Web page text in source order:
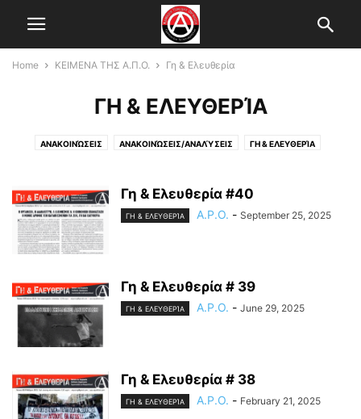
Home ΚΕΙΜΕΝΑ ΤΗΣ Α.Π.Ο. Γη & Ελευθερία
ΓΗ & ΕΛΕΥΘΕΡΊΑ
ΑΝΑΚΟΙΝΏΣΕΙΣ ΑΝΑΚΟΙΝΏΣΕΙΣ/ΑΝΑΛΎΣΕΙΣ ΓΗ & ΕΛΕΥΘΕΡΊΑ
Γη & Ελευθερία #40
ΓΗ & ΕΛΕΥΘΕΡΊΑ A.P.O. - September 25, 2025
Γη & Ελευθερία # 39
ΓΗ & ΕΛΕΥΘΕΡΊΑ A.P.O. - June 29, 2025
Γη & Ελευθερία # 38
ΓΗ & ΕΛΕΥΘΕΡΊΑ A.P.O. - February 21, 2025